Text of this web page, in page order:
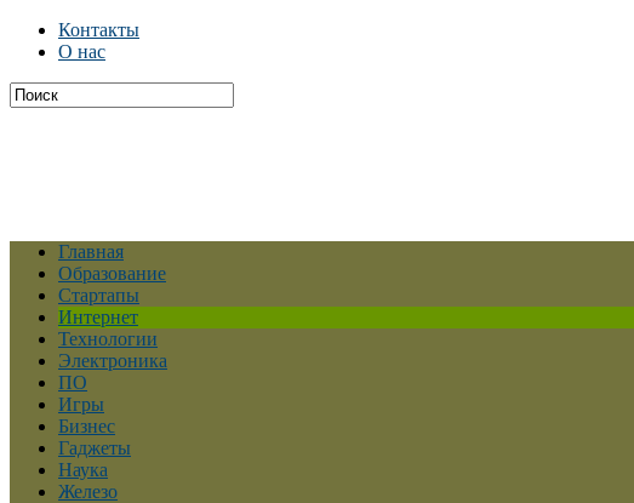
Контакты
О нас
Главная
Образование
Стартапы
Интернет
Технологии
Электроника
ПО
Игры
Бизнес
Гаджеты
Наука
Железо